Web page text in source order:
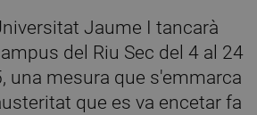
Jaume I tancarà
del Riu Sec del 4 al 24
una mesura que s'emmarca
que es va encetar fa